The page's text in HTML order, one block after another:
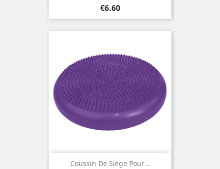
Price
€6.60
Coussin De Siège Pour...